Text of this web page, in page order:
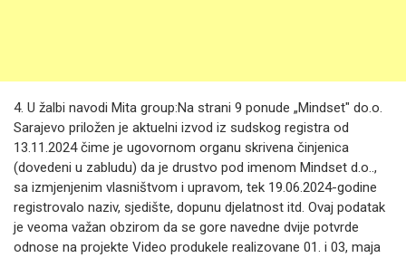
4. U žalbi navodi Mita group:Na strani 9 ponude „Mindset" do.o.
Sarajevo priložen je aktuelni izvod iz sudskog registra od
13.11.2024 čime je ugovornom organu skrivena činjenica
(dovedeni u zabludu) da je drustvo pod imenom Mindset d.o..,
sa izmjenjenim vlasništvom i upravom, tek 19.06.2024-godine
registrovalo naziv, sjedište, dopunu djelatnost itd. Ovaj podatak
je veoma važan obzirom da se gore navedne dvije potvrde
odnose na projekte Video produkele realizovane 01. i 03, maja